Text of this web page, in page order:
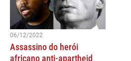
06/12/2022
Assassino do herói
africano anti-apartheid